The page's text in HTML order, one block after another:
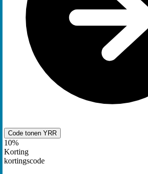
Code tonen YRR
10%
Korting
kortingscode